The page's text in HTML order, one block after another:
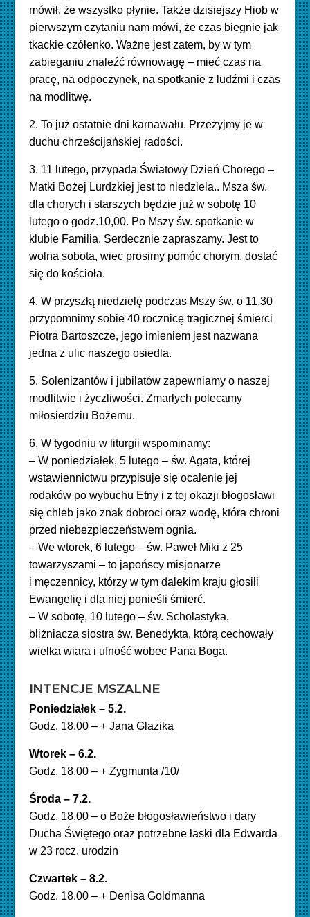
mówił, że wszystko płynie. Także dzisiejszy Hiob w
pierwszym czytaniu nam mówi, że czas biegnie jak
tkackie czółenko. Ważne jest zatem, by w tym
zabieganiu znaleźć równowagę – mieć czas na
pracę, na odpoczynek, na spotkanie z ludźmi i czas
na modlitwę.
2. To już ostatnie dni karnawału. Przeżyjmy je w
duchu chrześcijańskiej radości.
3. 11 lutego, przypada Światowy Dzień Chorego –
Matki Bożej Lurdzkiej jest to niedziela.. Msza św.
dla chorych i starszych będzie już w sobotę 10
lutego o godz.10,00. Po Mszy św. spotkanie w
klubie Familia. Serdecznie zapraszamy. Jest to
wolna sobota, wiec prosimy pomóc chorym, dostać
się do kościoła.
4. W przyszłą niedzielę podczas Mszy św. o 11.30
przypomnimy sobie 40 rocznicę tragicznej śmierci
Piotra Bartoszcze, jego imieniem jest nazwana
jedna z ulic naszego osiedla.
5. Solenizantów i jubilatów zapewniamy o naszej
modlitwie i życzliwości. Zmarłych polecamy
miłosierdziu Bożemu.
6. W tygodniu w liturgii wspominamy:
– W poniedziałek, 5 lutego – św. Agata, której
wstawiennictwu przypisuje się ocalenie jej
rodaków po wybuchu Etny i z tej okazji błogosławi
się chleb jako znak dobroci oraz wodę, która chroni
przed niebezpieczeństwem ognia.
–We wtorek, 6 lutego – św. Paweł Miki z 25
towarzyszami – to japońscy misjonarze
i męczennicy, którzy w tym dalekim kraju głosili
Ewangelię i dla niej ponieśli śmierć.
–W sobotę, 10 lutego – św. Scholastyka,
bliźniacza siostra św. Benedykta, którą cechowały
wielka wiara i ufność wobec Pana Boga.
INTENCJE MSZALNE
Poniedziałek – 5.2.
Godz. 18.00 – + Jana Glazika
Wtorek – 6.2.
Godz. 18.00 – + Zygmunta /10/
Środa – 7.2.
Godz. 18.00 – o Boże błogosławieństwo i dary
Ducha Świętego oraz potrzebne łaski dla Edwarda
w 23 rocz. urodzin
Czwartek – 8.2.
Godz. 18.00 – + Denisa Goldmanna